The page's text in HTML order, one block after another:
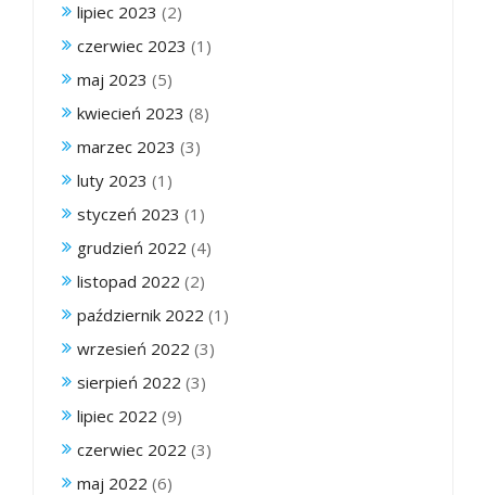
lipiec 2023 (2)
czerwiec 2023 (1)
maj 2023 (5)
kwiecień 2023 (8)
marzec 2023 (3)
luty 2023 (1)
styczeń 2023 (1)
grudzień 2022 (4)
listopad 2022 (2)
październik 2022 (1)
wrzesień 2022 (3)
sierpień 2022 (3)
lipiec 2022 (9)
czerwiec 2022 (3)
maj 2022 (6)